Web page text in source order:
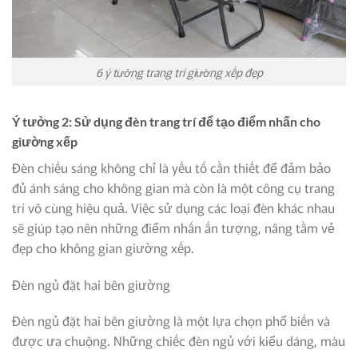
6 ý tưởng trang trí giường xếp đẹp
Ý tưởng 2: Sử dụng đèn trang trí để tạo điểm nhấn cho
giường xếp
Đèn chiếu sáng không chỉ là yếu tố cần thiết để đảm bảo
đủ ánh sáng cho không gian mà còn là một công cụ trang
trí vô cùng hiệu quả. Việc sử dụng các loại đèn khác nhau
sẽ giúp tạo nên những điểm nhấn ấn tượng, nâng tầm vẻ
đẹp cho không gian giường xếp.
Đèn ngủ đặt hai bên giường
Đèn ngủ đặt hai bên giường là một lựa chọn phổ biến và
được ưa chuộng. Những chiếc đèn ngủ với kiểu dáng, màu